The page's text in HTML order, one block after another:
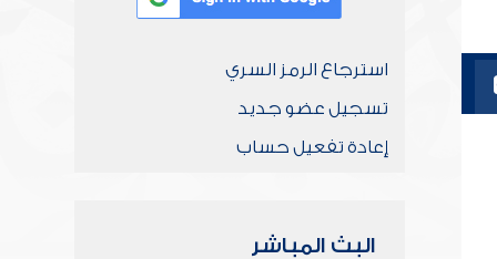
استرجاع الرمز السري
تسجيل عضو جديد
إعادة تفعيل حساب
البث المباشر